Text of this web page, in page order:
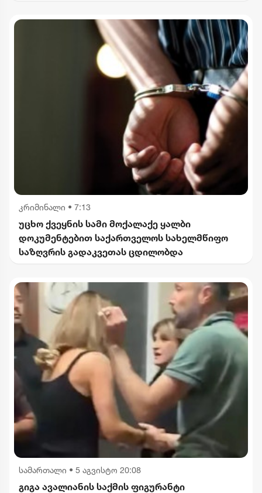
კრიმინალი • 7:13
უცხო ქვეყნის სამი მოქალაქე ყალბი
დოკუმენტებით საქართველოს სახელმწიფო
საზღვრის გადაკვეთას ცდილობდა
სამართალი • 5 აგვისტო 20:08
გიგა ავალიანის საქმის ფიგურანტი